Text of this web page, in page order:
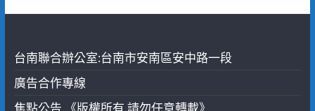
台南聯合辦公室:台南市安南區安中路一段
廣告合作專線